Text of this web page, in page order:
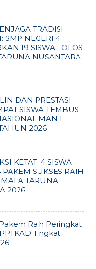
TRADISI
SMP NEGERI 4
19 SISWA LOLOS
NUSANTARA
DAN PRESTASI
SISWA TEMBUS
MAN 1
2026
KETAT, 4 SISWA
SUKSES RAIH
TARUNA
2026
Raih Peringkat
Tingkat